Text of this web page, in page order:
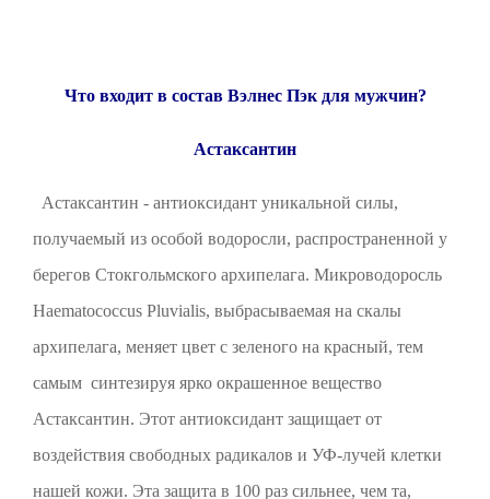
Что входит в состав Вэлнес Пэк для мужчин?
Астаксантин
Астаксантин - антиоксидант уникальной силы,
получаемый из особой водоросли, распространенной у
берегов Стокгольмского архипелага. Микроводоросль
Haematococcus Pluvialis, выбрасываемая на скалы
архипелага, меняет цвет с зеленого на красный, тем
самым синтезируя ярко окрашенное вещество
Астаксантин. Этот антиоксидант защищает от
воздействия свободных радикалов и УФ-лучей клетки
нашей кожи. Эта защита в 100 раз сильнее, чем та,